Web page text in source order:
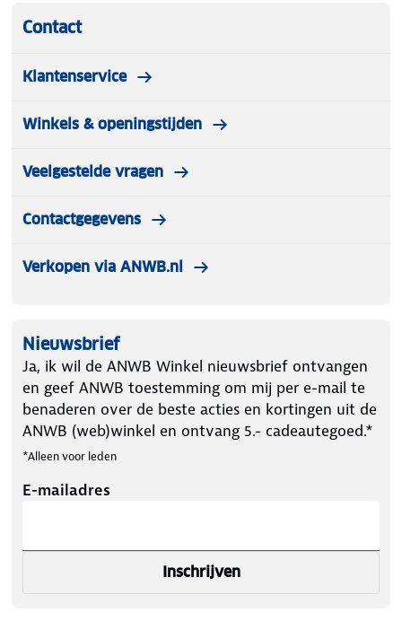
Met de SAVS SM11 kies je voor betrouwbare,
Contact
Klantenservice
Winkels & openingstijden
Veelgestelde vragen
Contactgegevens
Verkopen via ANWB.nl
Nieuwsbrief
Ja, ik wil de ANWB Winkel nieuwsbrief ontvangen
en geef ANWB toestemming om mij per e-mail te
benaderen over de beste acties en kortingen uit de
ANWB (web)winkel en ontvang 5.- cadeautegoed.*
*Alleen voor leden
E-mailadres
Inschrijven